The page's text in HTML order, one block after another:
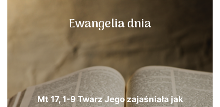
Ewangelia dnia
Mt 17, 1-9 Twarz Jego zajaśniała jak